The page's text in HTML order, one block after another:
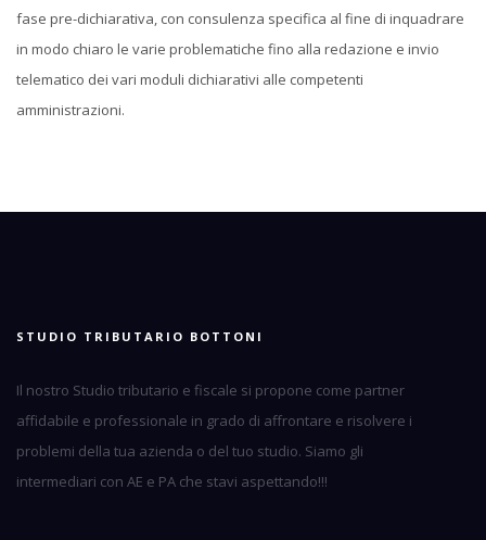
fase pre-dichiarativa, con consulenza specifica al fine di inquadrare
in modo chiaro le varie problematiche fino alla redazione e invio
telematico dei vari moduli dichiarativi alle competenti
amministrazioni.
STUDIO TRIBUTARIO BOTTONI
Il nostro Studio tributario e fiscale si propone come partner
affidabile e professionale in grado di affrontare e risolvere i
problemi della tua azienda o del tuo studio. Siamo gli
intermediari con AE e PA che stavi aspettando!!!